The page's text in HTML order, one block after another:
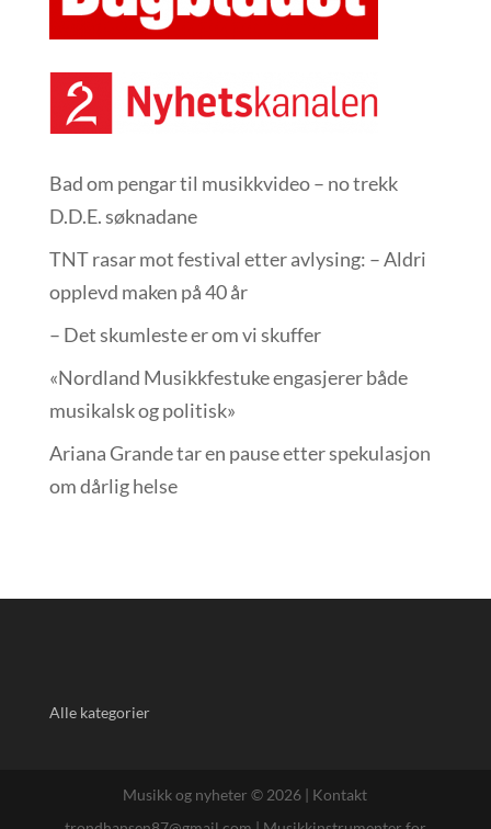
Bad om pengar til musikkvideo – no trekk
D.D.E. søknadane
TNT rasar mot festival etter avlysing: – Aldri
opplevd maken på 40 år
– Det skumleste er om vi skuffer
«Nordland Musikkfest­uke engasjerer både
musikalsk og politisk»
Ariana Grande tar en pause etter spekulasjon
om dårlig helse
Alle kategorier
Musikk og nyheter © 2026 | Kontakt